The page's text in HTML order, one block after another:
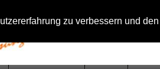
zu verbessern und